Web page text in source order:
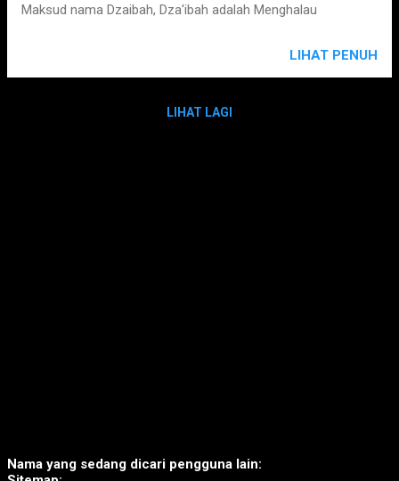
Maksud nama Dzaibah, Dza'ibah adalah Menghalau
LIHAT PENUH
LIHAT LAGI
Nama yang sedang dicari pengguna lain: